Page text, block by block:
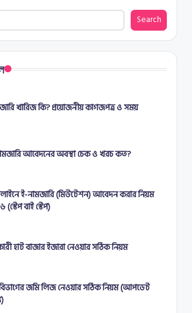
Search
খারিজ কি? প্রয়োজনীয় কাগজপত্র ও সময়
আবেদনের অবস্থা চেক ও খরচ কত?
ই-নামজারি (মিউটেশন) আবেদন করার নিয়ম
(স্টেপ বাই স্টেপ)
হাট বাজার ইজারা নেওয়ার সঠিক নিয়ম
জমি লিজ নেওয়ার সঠিক নিয়ম (আপডেট